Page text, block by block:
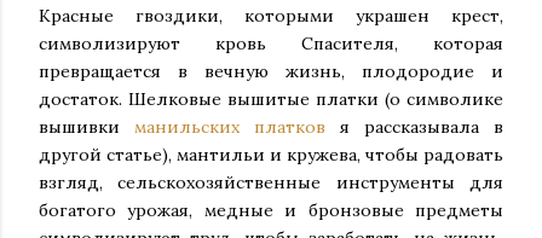
Красные гвоздики, которыми украшен крест,
символизируют кровь Спасителя, которая
превращается в вечную жизнь, плодородие и
достаток. Шелковые вышитые платки (о символике
вышивки манильских платков я рассказывала в
другой статье), мантильи и кружева, чтобы радовать
взгляд, сельскохозяйственные инструменты для
богатого урожая, медные и бронзовые предметы